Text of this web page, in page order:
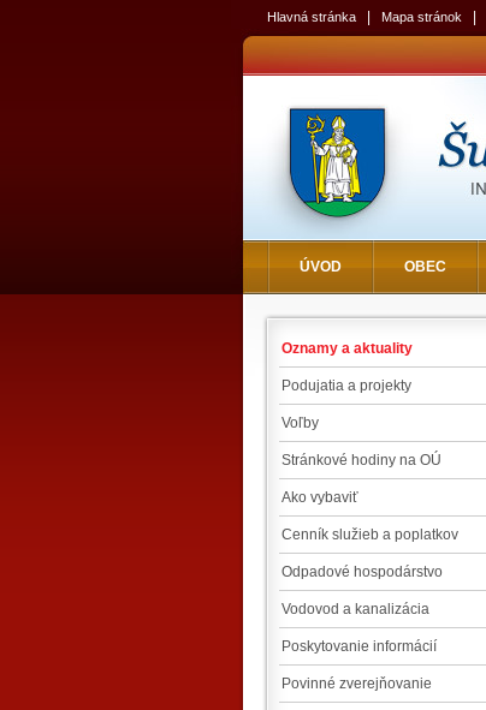
Hlavná stránka Mapa stránok
ÚVOD OBEC
Oznamy a aktuality
Podujatia a projekty
Voľby
Stránkové hodiny na OÚ
Ako vybaviť
Cenník služieb a poplatkov
Odpadové hospodárstvo
Vodovod a kanalizácia
Poskytovanie informácií
Povinné zverejňovanie